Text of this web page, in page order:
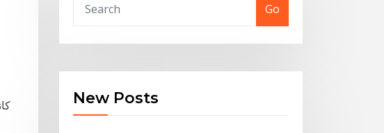
Go
New Posts